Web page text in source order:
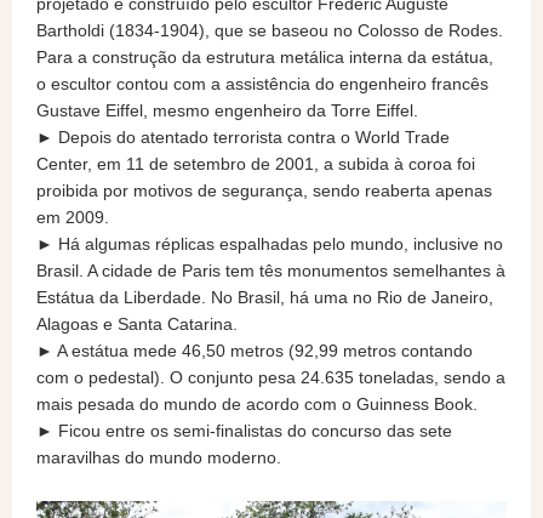
Bartholdi (1834-1904), que se baseou no Colosso de Rodes.
Para a construção da estrutura metálica interna da estátua,
o escultor contou com a assistência do engenheiro francês
Gustave Eiffel, mesmo engenheiro da Torre Eiffel.
► Depois do atentado terrorista contra o World Trade
Center, em 11 de setembro de 2001, a subida à coroa foi
proibida por motivos de segurança, sendo reaberta apenas
em 2009.
► Há algumas réplicas espalhadas pelo mundo, inclusive no
Brasil. A cidade de Paris tem tês monumentos semelhantes à
Estátua da Liberdade. No Brasil, há uma no Rio de Janeiro,
Alagoas e Santa Catarina.
► A estátua mede 46,50 metros (92,99 metros contando
com o pedestal). O conjunto pesa 24.635 toneladas, sendo a
mais pesada do mundo de acordo com o Guinness Book.
► Ficou entre os semi-finalistas do concurso das sete
maravilhas do mundo moderno.